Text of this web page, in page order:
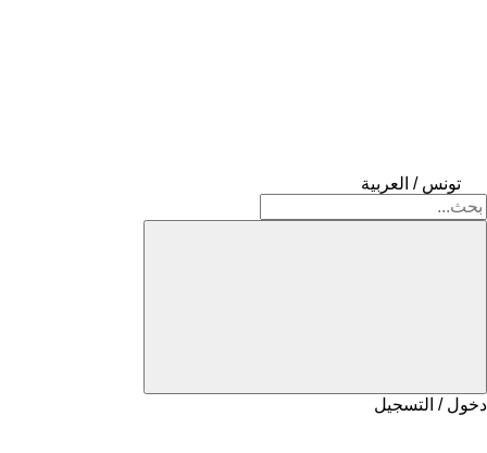
تونس / العربية
دخول / التسجيل